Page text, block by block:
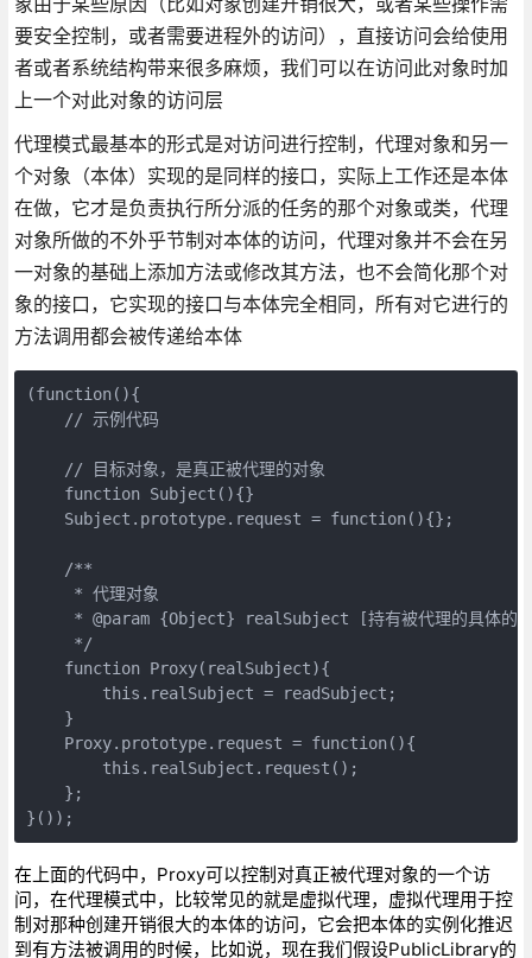
要安全控制，或者需要进程外的访问），直接访问会给使用
者或者系统结构带来很多麻烦，我们可以在访问此对象时加
上一个对此对象的访问层
代理模式最基本的形式是对访问进行控制，代理对象和另一
个对象（本体）实现的是同样的接口，实际上工作还是本体
在做，它才是负责执行所分派的任务的那个对象或类，代理
对象所做的不外乎节制对本体的访问，代理对象并不会在另
一对象的基础上添加方法或修改其方法，也不会简化那个对
象的接口，它实现的接口与本体完全相同，所有对它进行的
方法调用都会被传递给本体
(function(){
    // 示例代码
    // 目标对象，是真正被代理的对象
    function Subject(){}
    Subject.prototype.request = function(){};
    /**
     * 代理对象
* @param {Object} realSubject [持有被代理的具体的
     */
    function Proxy(realSubject){
        this.realSubject = readSubject;
    }
    Proxy.prototype.request = function(){
        this.realSubject.request();
    };
}());
在上面的代码中，Proxy可以控制对真正被代理对象的一个访
问，在代理模式中，比较常见的就是虚拟代理，虚拟代理用于控
制对那种创建开销很大的本体的访问，它会把本体的实例化推迟
到有方法被调用的时候，比如说，现在我们假设PublicLibrary的